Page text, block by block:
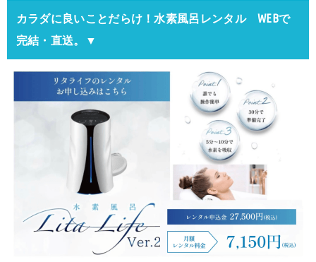
カラダに良いことだらけ！水素風呂レンタル WEBで
完結・直送。▼